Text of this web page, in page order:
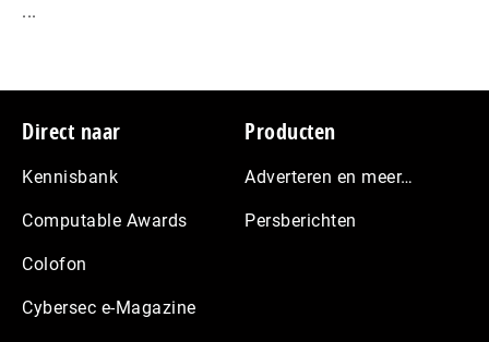
...
Footer
Direct naar
Kennisbank
Computable Awards
Colofon
Cybersec e-Magazine
Producten
Adverteren en meer…
Persberichten